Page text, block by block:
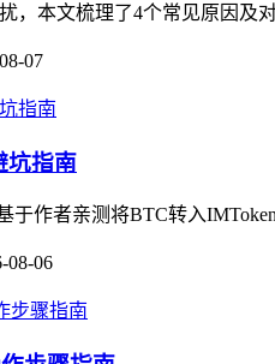
，本文梳理了4个常见原因
07
坑指南
作者亲测将BTC转入
08-06